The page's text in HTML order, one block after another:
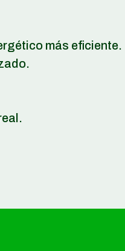
más eficiente.